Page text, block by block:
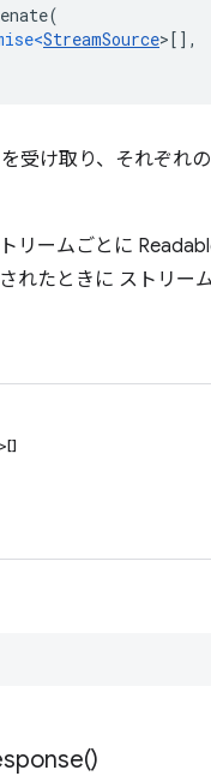
(
StreamSource>[],
受け取り、それぞれ
リームごとに
れたときに ストリー
>[]
)